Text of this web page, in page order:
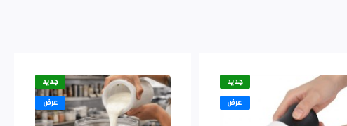
جديد
عرض
جديد
عرض